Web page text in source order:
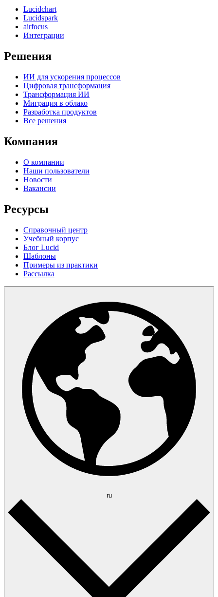
Lucidchart
Lucidspark
airfocus
Интеграции
Решения
ИИ для ускорения процессов
Цифровая трансформация
Трансформация ИИ
Миграция в облако
Разработка продуктов
Все решения
Компания
О компании
Наши пользователи
Новости
Вакансии
Ресурсы
Справочный центр
Учебный корпус
Блог Lucid
Шаблоны
Примеры из практики
Рассылка
ru